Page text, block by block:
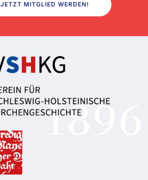
JETZT MITGLIED WERDEN!